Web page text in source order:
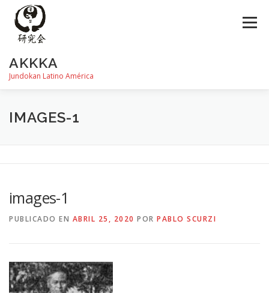
contenido
AKKKA
Jundokan Latino América
Menú
HISTORIA
IMAGES-1
images-1
PUBLICADO EN ABRIL 25, 2020 POR PABLO SCURZI